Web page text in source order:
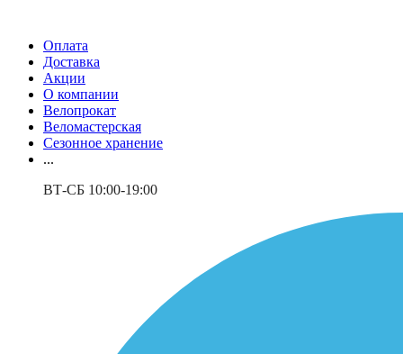
Оплата
Доставка
Акции
О компании
Велопрокат
Веломастерская
Сезонное хранение
...
ВТ-СБ 10:00-19:00